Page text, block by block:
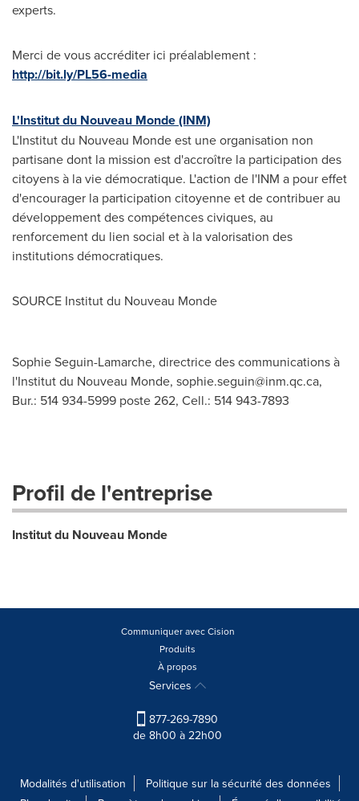
experts.
Merci devous accréditer ici préalablement :
http://bit.ly/PL56-media
L'Institut du Nouveau Monde (INM)
L'Institut du Nouveau Monde est une organisation non
partisane dont la mission est d'accroître la participation des
citoyens à la vie démocratique. L'action de l'INM a pour effet
d'encourager la participation citoyenne et de contribuer au
développement des compétences civiques, au
renforcement du lien social et à la valorisation des
institutions démocratiques.
SOURCE Institut du Nouveau Monde
Sophie Seguin-Lamarche, directrice des communications à
l'Institut du Nouveau Monde, sophie.seguin@inm.qc.ca,
Bur.: 514 934-5999 poste 262, Cell.: 514 943-7893
Profil de l'entreprise
Institut du Nouveau Monde
Communiquer avec Cision
Produits
À propos
Services
877-269-7890
de 8h00 à 22h00
Modalités d'utilisation
Politique sur la sécurité des données